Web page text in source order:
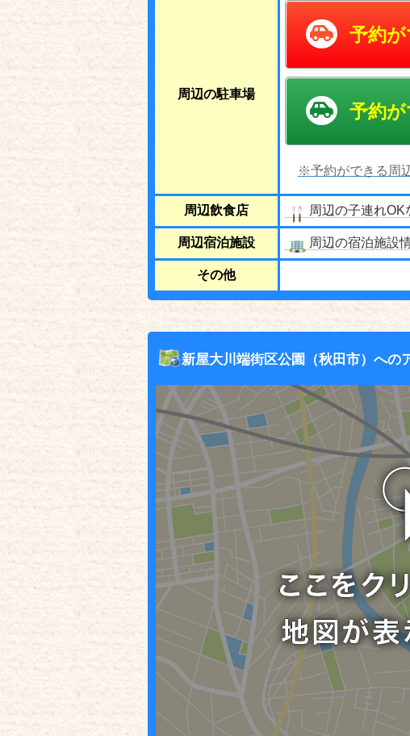
周辺の駐車場
予約
予約
※予約ができる周
周辺飲食店 周辺の子連れOK
周辺宿泊施設 周辺の宿泊施設
その他
新屋大川端街区公園（秋田市）への